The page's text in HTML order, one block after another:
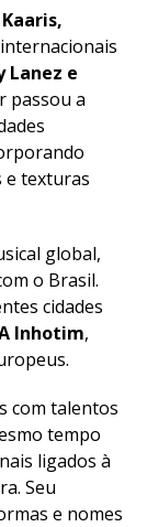
Lanez e
passou a
texturas
global,
o Brasil.
cidades
Inhotim,
com talentos
tempo
ligados à
Seu
e nomes